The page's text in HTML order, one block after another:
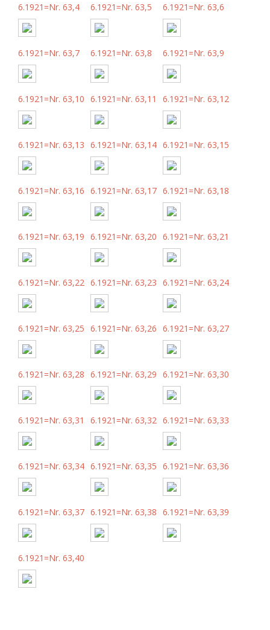
6.1921=Nr. 63,4 6.1921=Nr. 63,5 6.1921=Nr. 63,6
6.1921=Nr. 63,7 6.1921=Nr. 63,8 6.1921=Nr. 63,9
6.1921=Nr. 63,10 6.1921=Nr. 63,11 6.1921=Nr. 63,12
6.1921=Nr. 63,13 6.1921=Nr. 63,14 6.1921=Nr. 63,15
6.1921=Nr. 63,16 6.1921=Nr. 63,17 6.1921=Nr. 63,18
6.1921=Nr. 63,19 6.1921=Nr. 63,20 6.1921=Nr. 63,21
6.1921=Nr. 63,22 6.1921=Nr. 63,23 6.1921=Nr. 63,24
6.1921=Nr. 63,25 6.1921=Nr. 63,26 6.1921=Nr. 63,27
6.1921=Nr. 63,28 6.1921=Nr. 63,29 6.1921=Nr. 63,30
6.1921=Nr. 63,31 6.1921=Nr. 63,32 6.1921=Nr. 63,33
6.1921=Nr. 63,34 6.1921=Nr. 63,35 6.1921=Nr. 63,36
6.1921=Nr. 63,37 6.1921=Nr. 63,38 6.1921=Nr. 63,39
6.1921=Nr. 63,40